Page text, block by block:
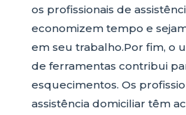
os profissionais de
economizem tempo e
em seu trabalho.Por fim, o
de ferramentas contribui
esquecimentos. Os
assistência domiciliar têm